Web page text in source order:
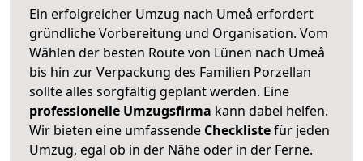
Ein erfolgreicher Umzug nach Umeå erfordert
gründliche Vorbereitung und Organisation. Vom
Wählen der besten Route von Lünen nach Umeå
bis hin zur Verpackung des Familien Porzellan
sollte alles sorgfältig geplant werden. Eine
professionelle Umzugsfirma kann dabei helfen.
Wir bieten eine umfassende Checklistefür jeden
Umzug, egal ob in der Nähe oder in der Ferne.